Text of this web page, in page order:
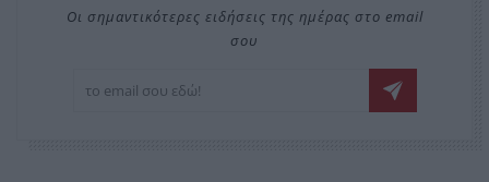
Οι σημαντικότερες ειδήσεις της ημέρας στο email
σου